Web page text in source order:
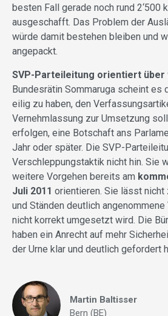
besten Fall gerade noch rund 2‘500
ausgeschafft. Das Problem der
würde damit bestehen bleiben und
angepackt.
SVP-Parteileitung orientiert
Bundesrätin Sommaruga scheint es
eilig zu haben, den
Vernehmlassung zur Umsetzung
erfolgen, eine Botschaft ans
Jahr oder später. Die SVP-
Verschleppungstaktik nicht hin. Sie
weitere Vorgehen bereits am
Juli 2011 orientieren. Sie lässt nicht
und Ständen deutlich
nicht korrekt umgesetzt wird. Die
haben ein Anrecht auf mehr
der Urne klar und deutlich gefordert
Martin Baltisser
Bern (BE)